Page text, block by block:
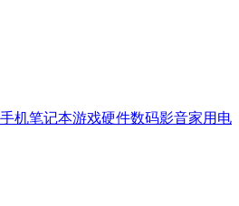
手机笔记本游戏硬件数码影音家用电